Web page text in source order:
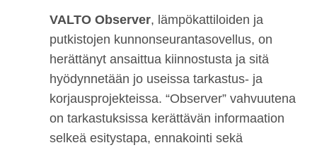
VALTO Observer, lämpökattiloiden ja
putkistojen kunnonseurantasovellus, on
herättänyt ansaittua kiinnostusta ja sitä
hyödynnetään jo useissa tarkastus- ja
korjausprojekteissa. “Observer” vahvuutena
on tarkastuksissa kerättävän informaation
selkeä esitystapa, ennakointi sekä